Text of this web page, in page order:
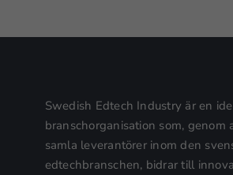
Swedish Edtech Industry är en
branschorganisation som, genom
samla leverantörer inom den
edtechbranschen, bidrar till